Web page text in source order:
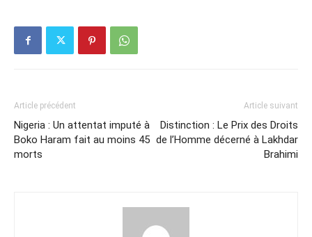
Article précédent
Nigeria : Un attentat imputé à
Boko Haram fait au moins 45
morts
Article suivant
Distinction : Le Prix des Droits
de l’Homme décerné à Lakhdar
Brahimi